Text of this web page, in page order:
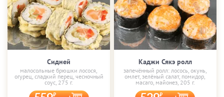
Сидней
малосольные брюшки лосося,
огурец, сладкий перец, чесночный
соус, 275 г.
Каджи Сякэ ролл
запечённый ролл: лосось, окунь,
омлет, зелёный салат, помидор,
масаго, майонез, 205 г.